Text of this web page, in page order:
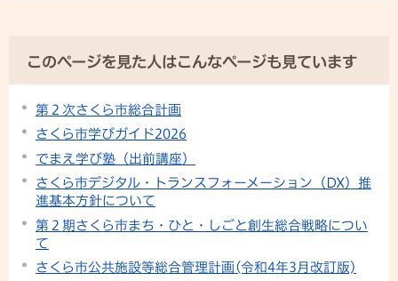
このページを見た人はこんなページも見ています
第２次さくら市総合計画
さくら市学びガイド2026
でまえ学び塾（出前講座）
さくら市デジタル・トランスフォーメーション（DX）推
進基本方針について
第２期さくら市まち・ひと・しごと創生総合戦略につい
て
さくら市公共施設等総合管理計画(令和4年3月改訂版)